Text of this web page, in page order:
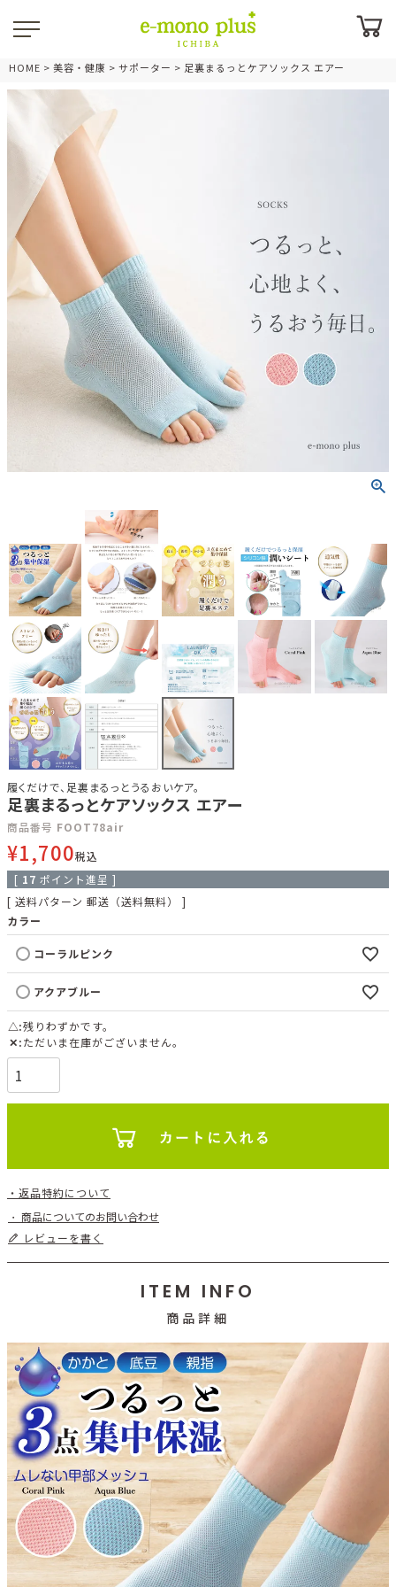
HOME 美容・健康 サポーター 足裏まるっとケアソックス エアー
履くだけで、足裏まるっとうるおいケア。
足裏まるっとケアソックス エアー
商品番号 FOOT78air
¥1,700税込
[ 17 ポイント進呈 ]
送料パターン 郵送（送料無料）
カラー
コーラルピンク
アクアブルー
△ 残りわずかです。
✕ ただいま在庫がございません。
返品特約について
商品についてのお問い合わせ
レビューを書く
ITEM INFO
商品詳細